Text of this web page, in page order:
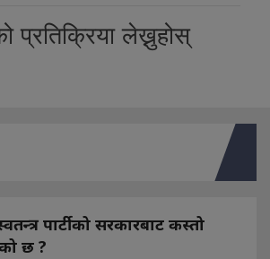
प्रतिक्रिया लेख्नुहोस्
स्वतन्त्र पार्टीको सरकारबाट कस्तो
छ ?